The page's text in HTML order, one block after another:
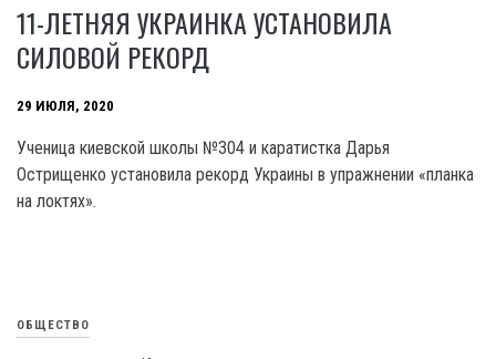
11-ЛЕТНЯЯ УКРАИНКА УСТАНОВИЛА
СИЛОВОЙ РЕКОРД
29 ИЮЛЯ, 2020
Ученица киевской школы №304 и каратистка Дарья
Острищенко установила рекорд Украины в упражнении «планка
на локтях».
ОБЩЕСТВО